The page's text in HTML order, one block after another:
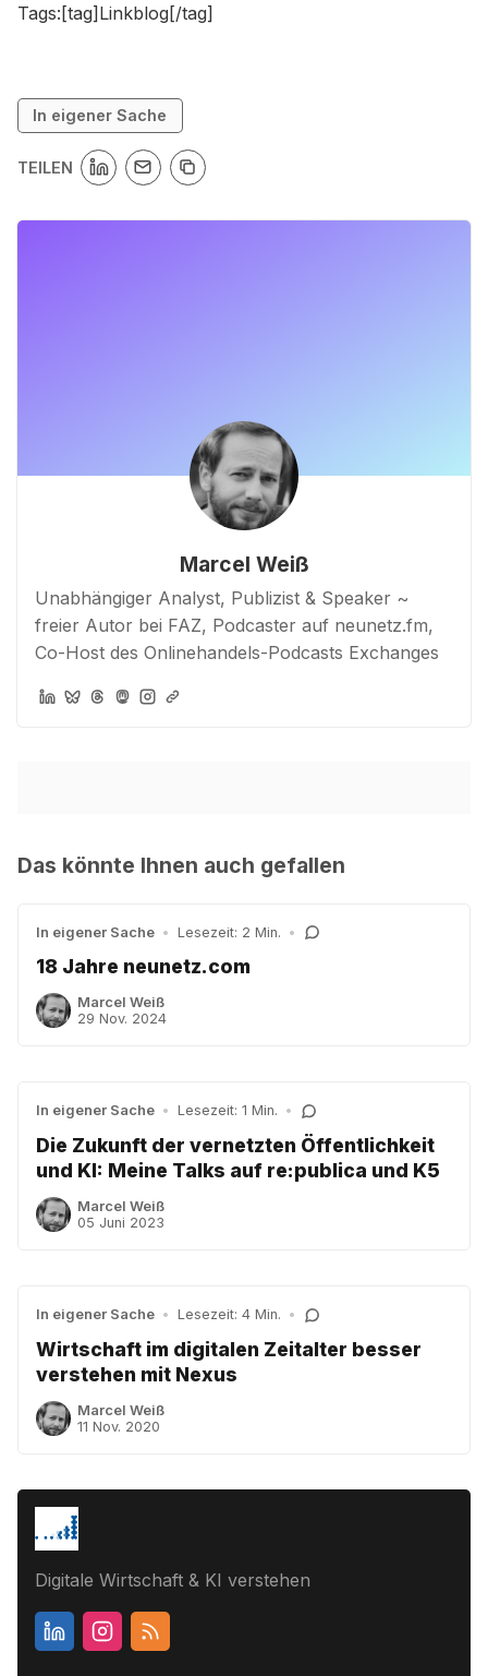
Tags:[tag]Linkblog[/tag]
In eigener Sache
TEILEN
Marcel Weiß
Unabhängiger Analyst, Publizist & Speaker ~
freier Autor bei FAZ, Podcaster auf neunetz.fm,
Co-Host des Onlinehandels-Podcasts Exchanges
Das könnte Ihnen auch gefallen
In eigener Sache • Lesezeit: 2 Min. •
18 Jahre neunetz.com
Marcel Weiß
29 Nov. 2024
In eigener Sache • Lesezeit: 1 Min. •
Die Zukunft der vernetzten Öffentlichkeit
und KI: Meine Talks auf re:publica und K5
Marcel Weiß
05 Juni 2023
In eigener Sache • Lesezeit: 4 Min. •
Wirtschaft im digitalen Zeitalter besser
verstehen mit Nexus
Marcel Weiß
11 Nov. 2020
Digitale Wirtschaft & KI verstehen